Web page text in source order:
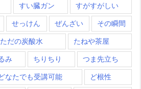
すい臓ガン すがすがしい
せっけん ぜんざい その瞬間
ただの炭酸水 たねや茶屋
み ちりちり つま先立ち
なたでも受講可能 ど根性